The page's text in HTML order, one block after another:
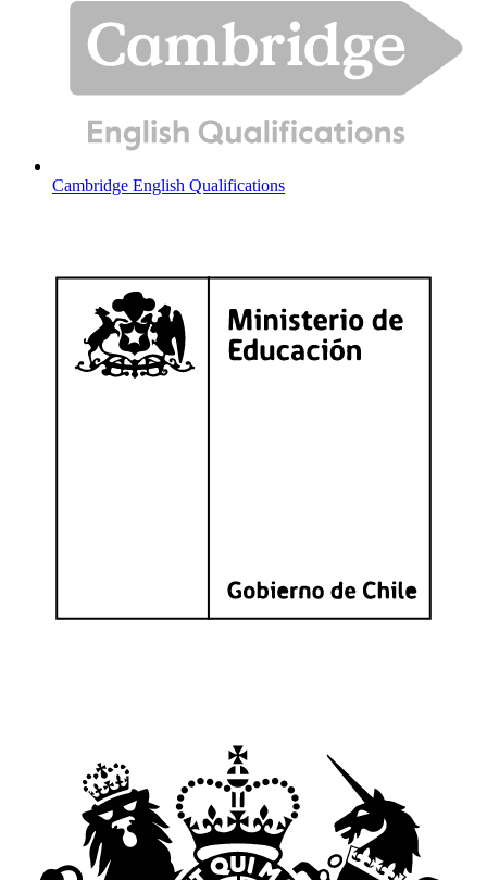
Cambridge English Qualifications